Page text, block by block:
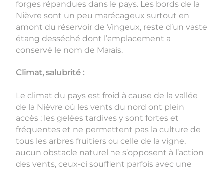
forges répandues dans le pays. Les bords de la
Nièvre sont un peu marécageux surtout en
amont du réservoir de Vingeux, reste d’un vaste
étang desséché dont l’emplacement a
conservé le nom de Marais.
Climat, salubrité :
Le climat du pays est froid à cause de la vallée
de la Nièvre où les vents du nord ont plein
accès ; les gelées tardives y sont fortes et
fréquentes et ne permettent pas la culture de
tous les arbres fruitiers ou celle de la vigne,
aucun obstacle naturel ne s’opposent à l’action
des vents, ceux-ci soufflent parfois avec une